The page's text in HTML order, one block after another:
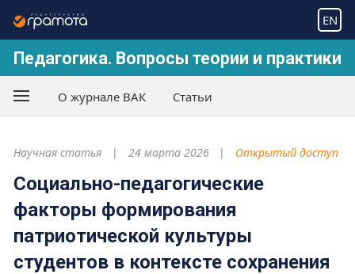
EN
Педагогика. Вопросы теории и практики
О журнале ВАК Статьи
Научная статья 24 марта 2026 Открытый доступ
Социально-педагогические
факторы формирования
патриотической культуры
студентов в контексте сохранения